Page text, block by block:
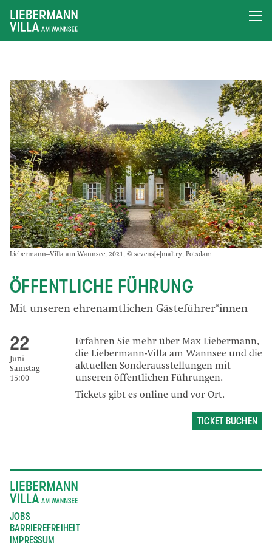
Liebermann–Villa am Wannsee, 2021, © sevens[+]maltry, Potsdam
ÖFFENTLICHE FÜHRUNG
Mit unseren ehrenamtlichen Gästeführer*innen
Erfahren Sie mehr über Max Liebermann,
die Liebermann-Villa am Wannsee und die
aktuellen Sonderausstellungen mit
unseren öffentlichen Führungen.
Tickets gibt es online und vor Ort.
22
Juni
Samstag
15:00
TICKET BUCHEN
JOBS
BARRIEREFREIHEIT
IMPRESSUM